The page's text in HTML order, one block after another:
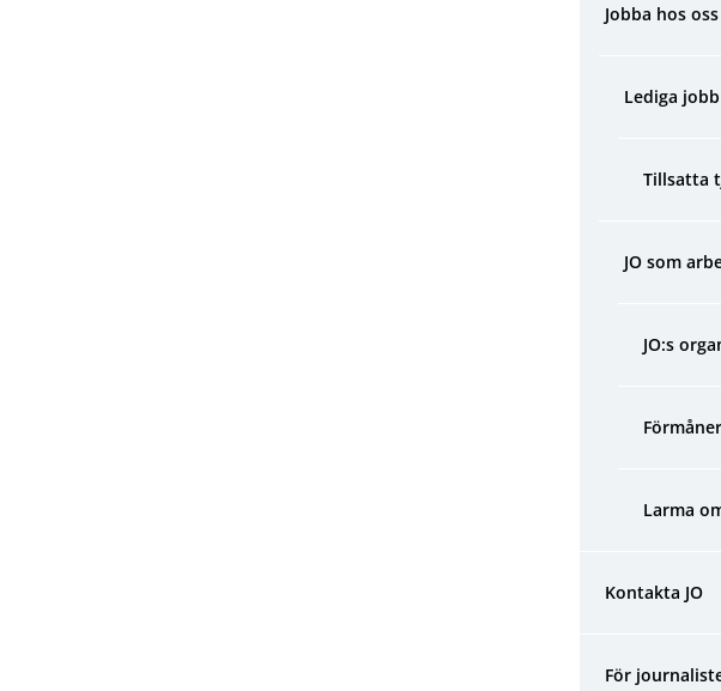
Jobba hos oss
Lediga jobb
Tillsatta
JO som
JO:s
Larma
Kontakta JO
För